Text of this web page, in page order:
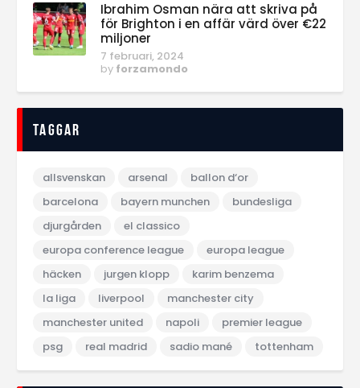
Ibrahim Osman nära att skriva på
för Brighton i en affär värd över €22
miljoner
7 februari, 2024
by forzamondo
Taggar
allsvenskan arsenal
ballon d‘or
barcelona
bayern munchen
bundesliga
djurgården
el classico
europa conference league
europa league
häcken
jurgen klopp
karim benzema
la liga
liverpool
manchester city
manchester united
napoli
premier league
psg
real madrid sadio mané tottenham